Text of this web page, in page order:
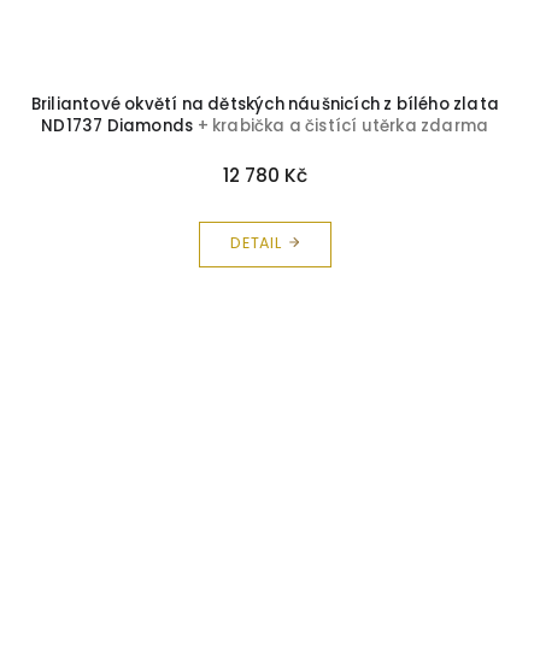
Briliantové okvětí na dětských náušnicích z bílého zlata
ND1737 Diamonds + krabička a čistící utěrka zdarma
12 780 Kč
DETAIL